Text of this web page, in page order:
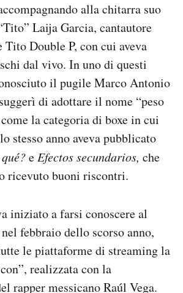
alla chitarra suo
Laija Garcia, cantautore
Tito Double P, con cui aveva
dal vivo. In uno di questi
il pugile Marco Antonio
di adottare il nome “peso
la categoria di boxe in cui
stesso anno aveva pubblicato
eEfectos secundarios, che
ricevuto buoni riscontri.
iniziato a farsi conoscere al
febbraio dello scorso anno,
le piattaforme di streaming la
realizzata con la
rapper messicano Raúl Vega.